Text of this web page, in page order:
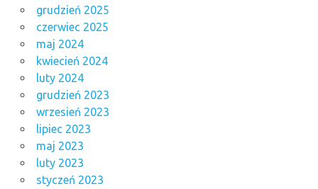
grudzień 2025
czerwiec 2025
maj 2024
kwiecień 2024
luty 2024
grudzień 2023
wrzesień 2023
lipiec 2023
maj 2023
luty 2023
styczeń 2023